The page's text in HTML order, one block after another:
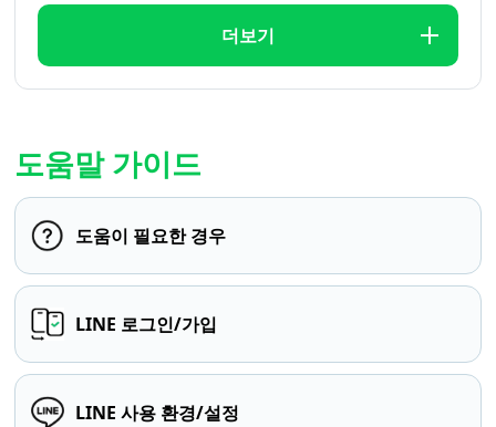
더보기
도움말 가이드
도움이 필요한 경우
LINE 로그인/가입
LINE 사용 환경/설정